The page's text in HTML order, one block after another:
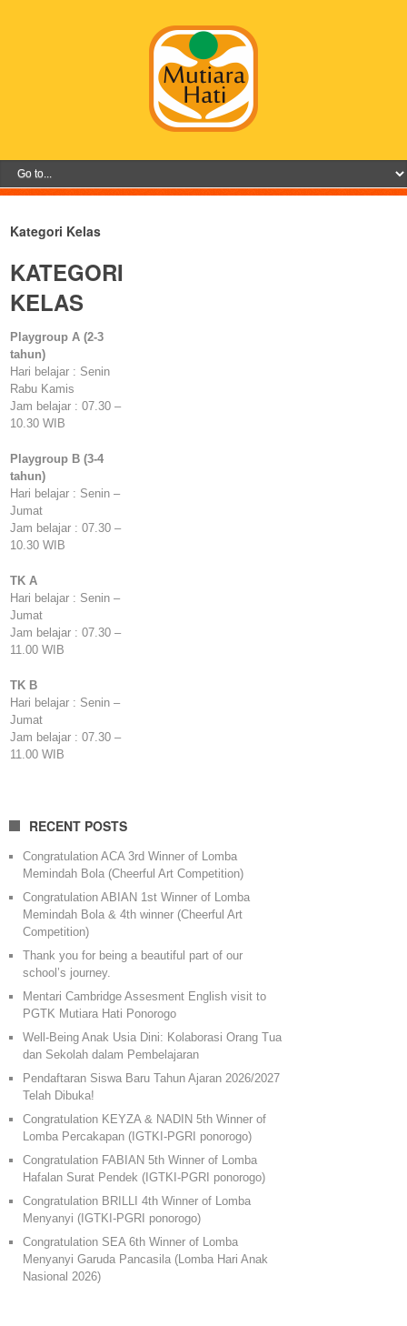
Kategori Kelas
KATEGORI
KELAS
Playgroup A (2-3
tahun)
Hari belajar : Senin
Rabu Kamis
Jam belajar : 07.30 –
10.30 WIB
Playgroup B (3-4
tahun)
Hari belajar : Senin –
Jumat
Jam belajar : 07.30 –
10.30 WIB
TK A
Hari belajar : Senin –
Jumat
Jam belajar : 07.30 –
11.00 WIB
TK B
Hari belajar : Senin –
Jumat
Jam belajar : 07.30 –
11.00 WIB
RECENT POSTS
Congratulation ACA 3rd Winner of Lomba
Memindah Bola (Cheerful Art Competition)
Congratulation ABIAN 1st Winner of Lomba
Memindah Bola & 4th winner (Cheerful Art
Competition)
Thank you for being a beautiful part of our
school’s journey.
Mentari Cambridge Assesment English visit to
PGTK Mutiara Hati Ponorogo
Well-Being Anak Usia Dini: Kolaborasi Orang Tua
dan Sekolah dalam Pembelajaran
Pendaftaran Siswa Baru Tahun Ajaran 2026/2027
Telah Dibuka!
Congratulation KEYZA & NADIN 5th Winner of
Lomba Percakapan (IGTKI-PGRI ponorogo)
Congratulation FABIAN 5th Winner of Lomba
Hafalan Surat Pendek (IGTKI-PGRI ponorogo)
Congratulation BRILLI 4th Winner of Lomba
Menyanyi (IGTKI-PGRI ponorogo)
Congratulation SEA 6th Winner of Lomba
Menyanyi Garuda Pancasila (Lomba Hari Anak
Nasional 2026)